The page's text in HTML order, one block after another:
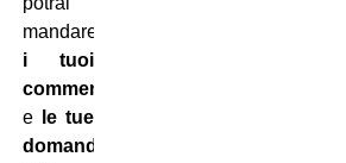
mandare
i tuoi
commenti
e
le tue
domande